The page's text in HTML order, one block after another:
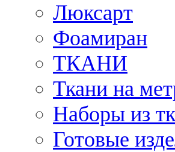
Люксарт
Фоамиран
ТКАНИ
Ткани на
Наборы из
Готовые